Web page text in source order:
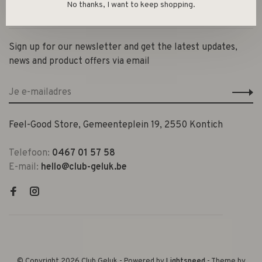
Contact en openingsuren
Sign up for our newsletter and get the latest updates,
news and product offers via email
Feel-Good Store, Gemeenteplein 19, 2550 Kontich
Telefoon: 0467 01 57 58
E-mail: hello@club-geluk.be
No thanks, I want to keep shopping.